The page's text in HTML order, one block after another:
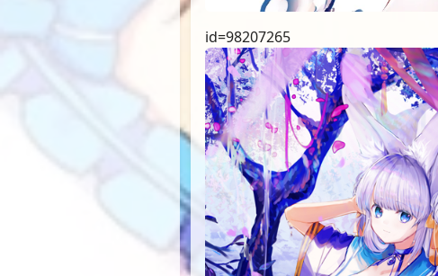
id=98207265